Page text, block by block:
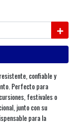
confiable y
Perfecto para
festivales o
junto con su
para la